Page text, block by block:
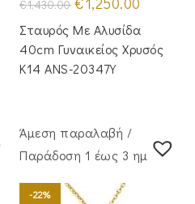
€1,430.00 price
was:
€1,430.00. είναι:
€1,250.00.
Σταυρός Mε Aλυσίδα
40cm Γυναικείος Χρυσός
Κ14 ANS-20347Y
Άμεση παραλαβή /
Παράδoση 1 έως 3 ημέρες
-22%